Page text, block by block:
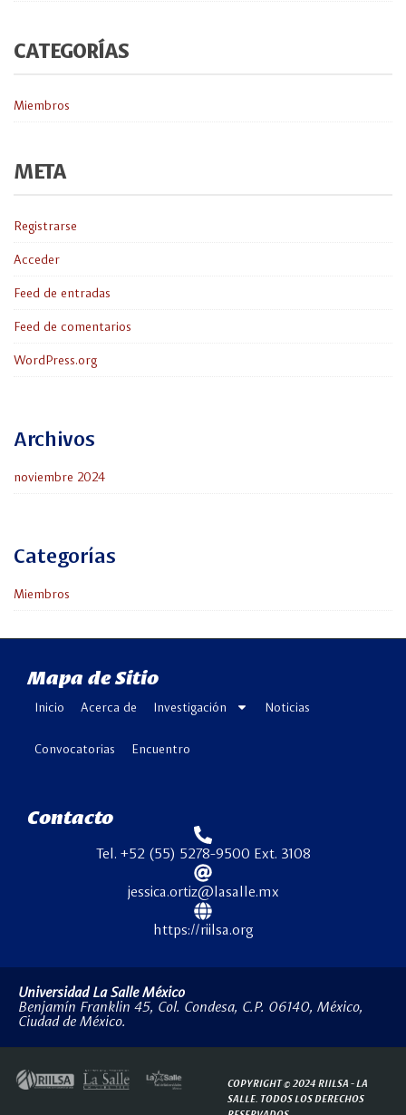
CATEGORÍAS
Miembros
META
Registrarse
Acceder
Feed de entradas
Feed de comentarios
WordPress.org
Archivos
noviembre 2024
Categorías
Miembros
Mapa de Sitio
Inicio Acerca de Investigación Noticias
Convocatorias Encuentro
Contacto
Tel. +52 (55) 5278-9500 Ext. 3108
jessica.ortiz@lasalle.mx
https://riilsa.org
Universidad La Salle México
Benjamín Franklin 45, Col. Condesa, C.P. 06140, México,
Ciudad de México.
COPYRIGHT © 2024 RIILSA -LA
SALLE. TODOS LOS DERECHOS